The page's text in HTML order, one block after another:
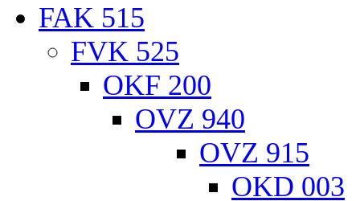
FAK 515
FVK 525
OKF 200
OVZ 940
OVZ 915
OKD 003